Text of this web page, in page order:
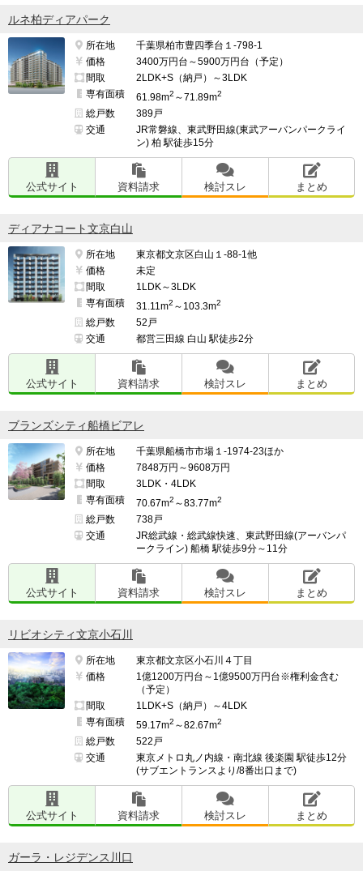
ルネ柏ディアパーク
所在地
千葉県柏市豊四季台１-798-1
価格
3400万円台～5900万円台（予定）
間取
2LDK+S（納戸）～3LDK
専有面積
61.98m2 ～71.89m2
総戸数
389戸
交通
JR常磐線、東武野田線(東武アーバンパークライ
ン) 柏 駅徒歩15分
公式サイト 資料請求 検討スレ まとめ
ディアナコート文京白山
所在地
東京都文京区白山１-88-1他
価格
未定
間取
1LDK～3LDK
専有面積
31.11m2 ～103.3m2
総戸数
52戸
交通
都営三田線 白山 駅徒歩2分
公式サイト 資料請求 検討スレ まとめ
ブランズシティ船橋ビアレ
所在地
千葉県船橋市市場１-1974-23ほか
価格
7848万円～9608万円
間取
3LDK・4LDK
専有面積
70.67m2 ～83.77m2
総戸数
738戸
交通
JR総武線・総武線快速、東武野田線(アーバンパ
ークライン) 船橋 駅徒歩9分～11分
公式サイト 資料請求 検討スレ まとめ
リビオシティ文京小石川
所在地
東京都文京区小石川４丁目
価格
1億1200万円台～1億9500万円台※権利金含む
（予定）
間取
1LDK+S（納戸）～4LDK
専有面積
59.17m2 ～82.67m2
総戸数
522戸
交通
東京メトロ丸ノ内線・南北線 後楽園 駅徒歩12分
(サブエントランスより/8番出口まで)
公式サイト 資料請求 検討スレ まとめ
ガーラ・レジデンス川口